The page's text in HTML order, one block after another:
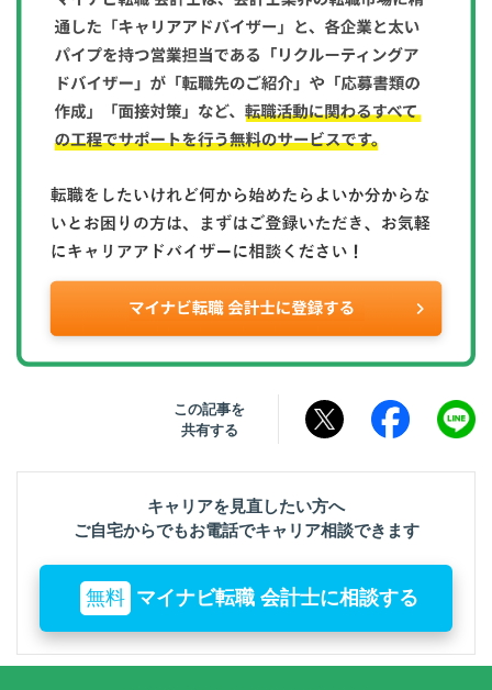
この記事を
共有する
キャリアを見直したい方へ
ご自宅からでもお電話でキャリア相談できます
無料 マイナビ転職 会計士に相談する